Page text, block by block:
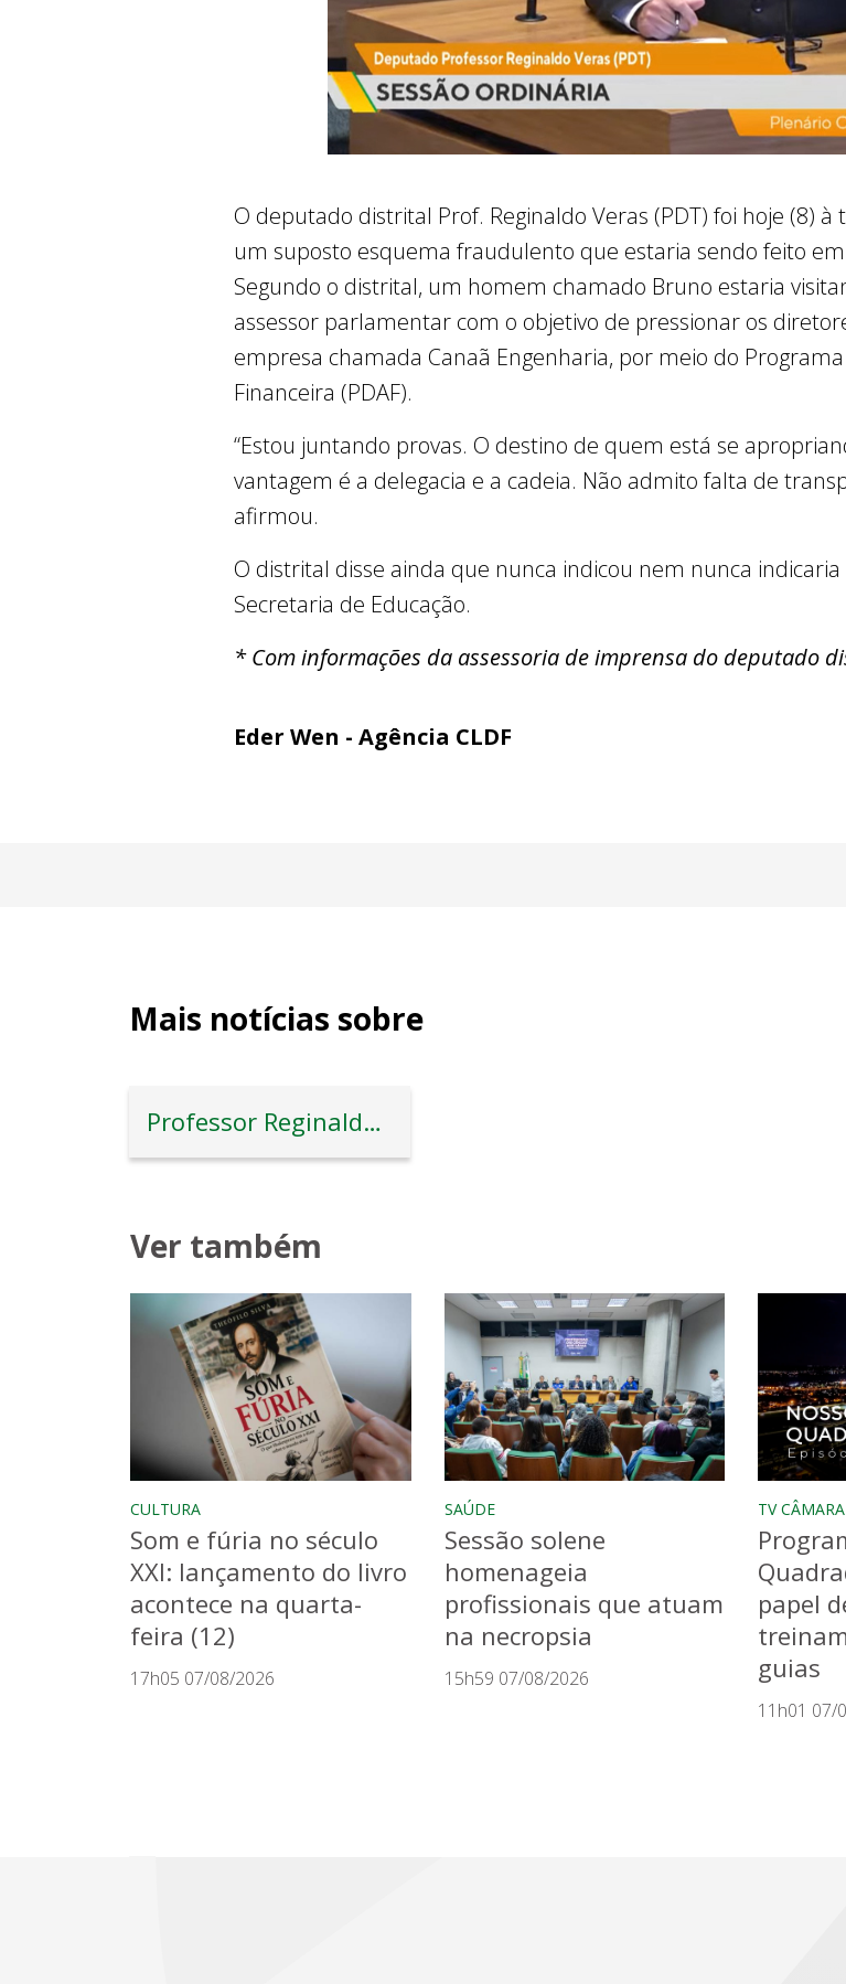
O deputado distrital Prof. Reginaldo Veras (PDT) foi hoje (8)
um suposto esquema fraudulento que estaria sendo feito
Segundo o distrital, um homem chamado Bruno estaria
assessor parlamentar com o objetivo de pressionar os
empresa chamada Canaã Engenharia, por meio do
Financeira (PDAF).
“Estou juntando provas. O destino de quem está se
vantagem é a delegacia e a cadeia. Não admito falta de
afirmou.
O distrital disse ainda que nunca indicou nem nunca
Secretaria de Educação.
* Com informações da assessoria de imprensa do deputado
Eder Wen - Agência CLDF
Mais notícias sobre
Professor Reginaldo Veras
Ver também
CULTURA
Som e fúria no século
XXI: lançamento do livro
acontece na quarta-
feira (12)
17h05 07/08/2026
SAÚDE
Sessão solene
homenageia
profissionais que atuam
na necropsia
15h59 07/08/2026
TV
papel
guias
11h01 07/